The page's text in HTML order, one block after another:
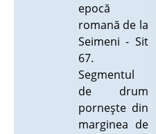
epocă
romană de la
Seimeni - Sit
67.
Segmentul
de drum
porneşte din
marginea de